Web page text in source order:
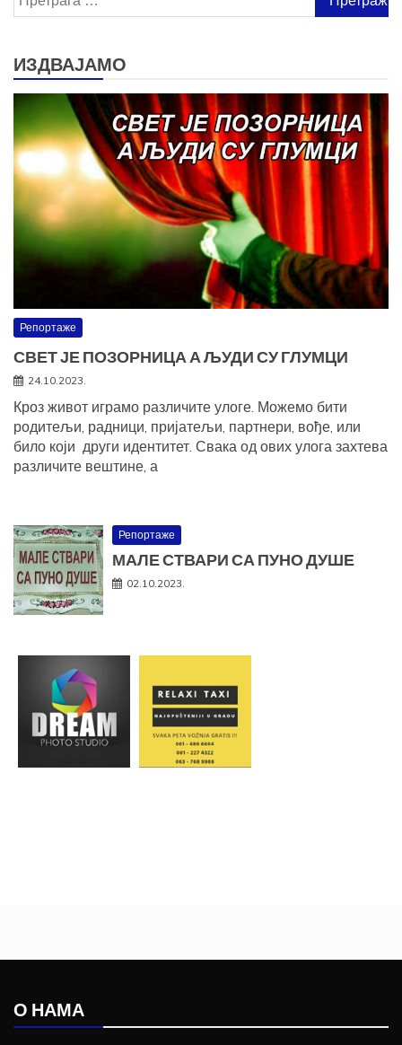
за:
ИЗДВАЈАМО
Репортаже
СВЕТ ЈЕ ПОЗОРНИЦА А ЉУДИ СУ ГЛУМЦИ
24.10.2023.
Кроз живот играмо различите улоге. Можемо бити
родитељи, радници, пријатељи, партнери, вође, или
било који други идентитет. Свака од ових улога захтева
различите вештине, а
Репортаже
МАЛЕ СТВАРИ СА ПУНО ДУШЕ
02.10.2023.
О НАМА